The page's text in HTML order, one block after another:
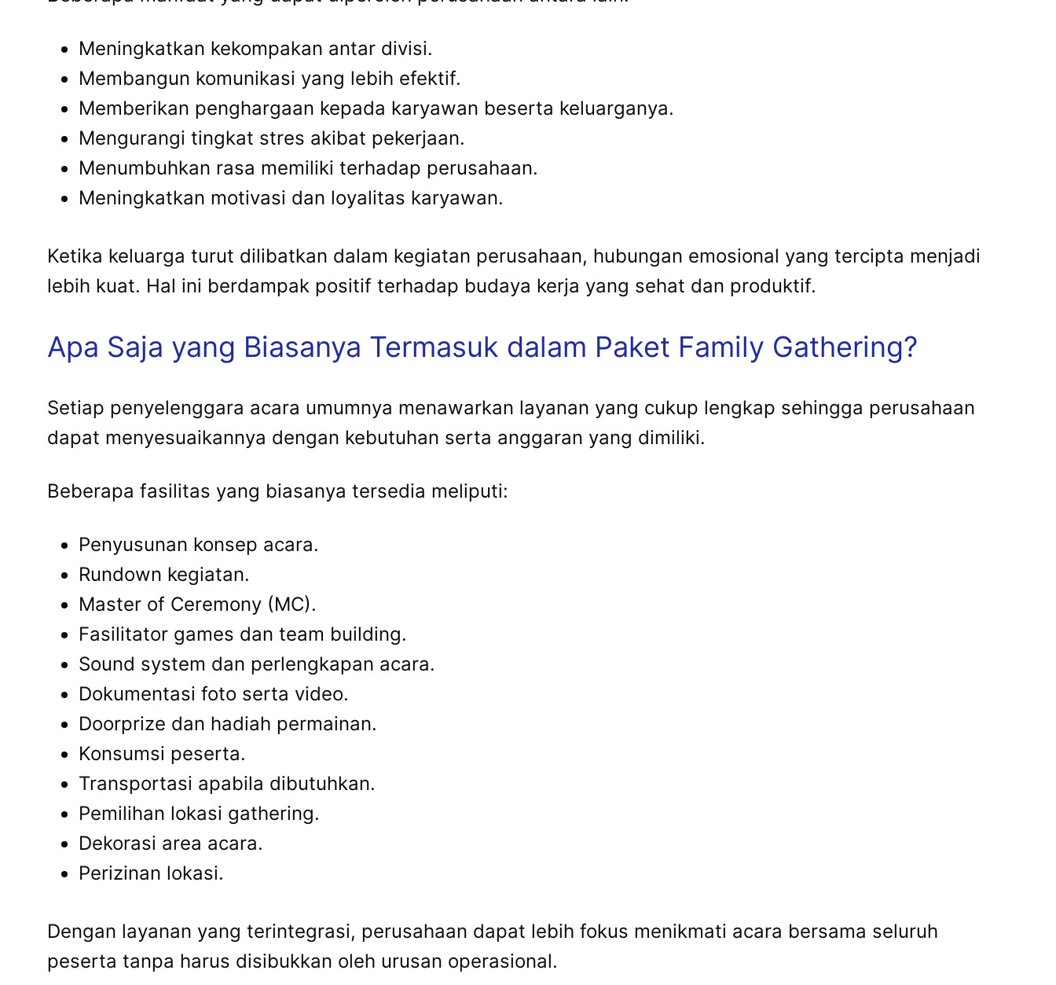
Meningkatkan kekompakan antar divisi.
Membangun komunikasi yang lebih efektif.
Memberikan penghargaan kepada karyawan beserta keluarganya.
Mengurangi tingkat stres akibat pekerjaan.
Menumbuhkan rasa memiliki terhadap perusahaan.
Meningkatkan motivasi dan loyalitas karyawan.
Ketika keluarga turut dilibatkan dalam kegiatan perusahaan, hubungan emosional yang tercipta menjadi
lebih kuat. Hal ini berdampak positif terhadap budaya kerja yang sehat dan produktif.
Apa Saja yang Biasanya Termasuk dalam Paket Family Gathering?
Setiap penyelenggara acara umumnya menawarkan layanan yang cukup lengkap sehingga perusahaan
dapat menyesuaikannya dengan kebutuhan serta anggaran yang dimiliki.
Beberapa fasilitas yang biasanya tersedia meliputi:
Penyusunan konsep acara.
Rundown kegiatan.
Master of Ceremony (MC).
Fasilitator games dan team building.
Sound system dan perlengkapan acara.
Dokumentasi foto serta video.
Doorprize dan hadiah permainan.
Konsumsi peserta.
Transportasi apabila dibutuhkan.
Pemilihan lokasi gathering.
Dekorasi area acara.
Perizinan lokasi.
Dengan layanan yang terintegrasi, perusahaan dapat lebih fokus menikmati acara bersama seluruh
peserta tanpa harus disibukkan oleh urusan operasional.